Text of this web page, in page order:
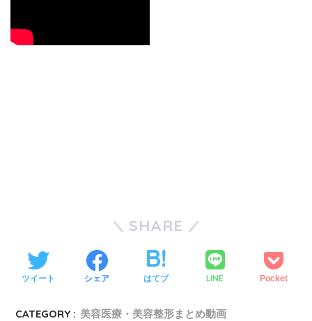
SHARE
ツイート シェア はてブ LINE Pocket
CATEGORY : 美容医療・美容整形まとめ動画